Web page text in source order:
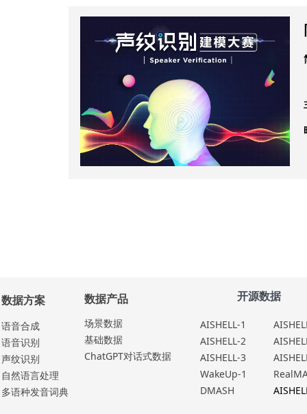
数据方案
语⾳合成
语⾳识别
声纹识别
⾃然语⾔处理
多语种发⾳词典
数据产品
场景数据
基础数据
ChatGPT对话式数据
AISHELL-1
AISHELL-2
AISHELL-3
WakeUp-1
DMASH
开源数据